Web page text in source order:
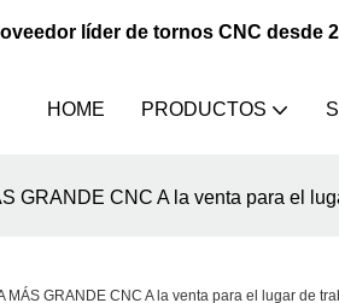
líder de tornos CNC desde
HOME PRODUCTOS
GRANDE CNC A la venta para el